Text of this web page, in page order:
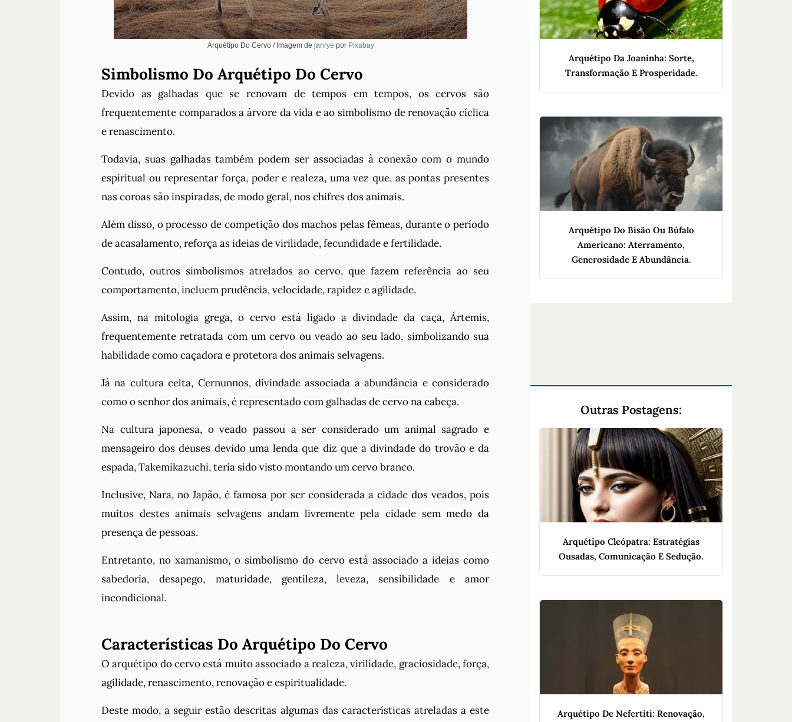
Arquétipo Do Cervo / Imagem de janrye por Pixabay
Simbolismo Do Arquétipo Do Cervo
Devido as galhadas que se renovam de tempos em tempos, os cervos são
frequentemente comparados a árvore da vida e ao simbolismo de renovação cíclica
e renascimento.
Todavia, suas galhadas também podem ser associadas à conexão com o mundo
espiritual ou representar força, poder e realeza, uma vez que, as pontas presentes
nas coroas são inspiradas, de modo geral, nos chifres dos animais.
Além disso, o processo de competição dos machos pelas fêmeas, durante o período
de acasalamento, reforça as ideias de virilidade, fecundidade e fertilidade.
Contudo, outros simbolismos atrelados ao cervo, que fazem referência ao seu
comportamento, incluem prudência, velocidade, rapidez e agilidade.
Assim, na mitologia grega, o cervo está ligado a divindade da caça, Ártemis,
frequentemente retratada com um cervo ou veado ao seu lado, simbolizando sua
habilidade como caçadora e protetora dos animais selvagens.
Já na cultura celta, Cernunnos, divindade associada a abundância e considerado
como o senhor dos animais, é representado com galhadas de cervo na cabeça.
Na cultura japonesa, o veado passou a ser considerado um animal sagrado e
mensageiro dos deuses devido uma lenda que diz que a divindade do trovão e da
espada, Takemikazuchi, teria sido visto montando um cervo branco.
Inclusive, Nara, no Japão, é famosa por ser considerada a cidade dos veados, pois
muitos destes animais selvagens andam livremente pela cidade sem medo da
presença de pessoas.
Entretanto, no xamanismo, o simbolismo do cervo está associado a ideias como
sabedoria, desapego, maturidade, gentileza, leveza, sensibilidade e amor
incondicional.
Características Do Arquétipo Do Cervo
O arquétipo do cervo está muito associado a realeza, virilidade, graciosidade, força,
agilidade, renascimento, renovação e espiritualidade.
Deste modo, a seguir estão descritas algumas das características atreladas a este
Arquétipo Da Joaninha: Sorte,
Transformação E Prosperidade.
Arquétipo Do Bisão Ou Búfalo
Americano: Aterramento,
Generosidade E Abundância.
Outras Postagens:
Arquétipo Cleópatra: Estratégias
Ousadas, Comunicação E Sedução.
Arquétipo De Nefertiti: Renovação,